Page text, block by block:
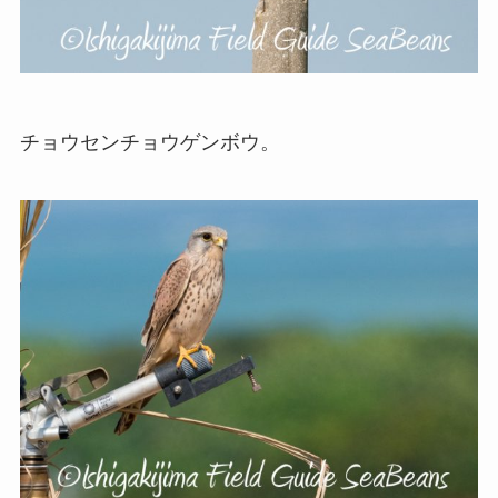
チョウセンチョウゲンボウ。